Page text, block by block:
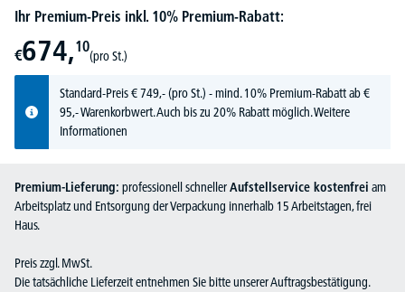
Ihr Premium-Preis inkl. 10% Premium-Rabatt:
€674,10
(pro St.)
Standard-Preis€749,-(pro St.) - mind. 10% Premium-Rabatt ab €
95,- Warenkorbwert. Auch bis zu 20% Rabatt möglich.Weitere
Informationen
Premium-Lieferung: professionell schnellerAufstellservice kostenfrei am
Arbeitsplatz und Entsorgung der Verpackung innerhalb 15 Arbeitstagen, frei
Haus.
Preis zzgl. MwSt.
Die tatsächliche Lieferzeit entnehmen Sie bitte unserer Auftragsbestätigung.